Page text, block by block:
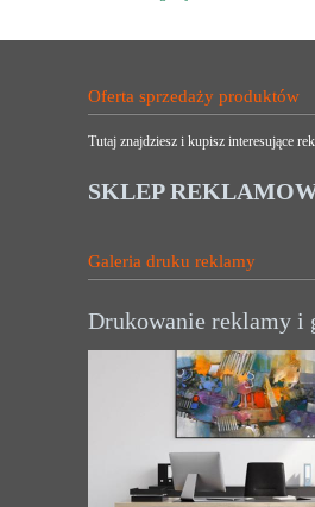
Oferta sprzedaży produktów
Tutaj znajdziesz i kupisz interesujące
SKLEP
Galeria druku reklamy
Drukowanie reklamy i